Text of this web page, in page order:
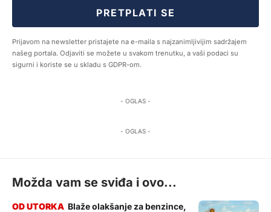
PRETPLATI SE
Prijavom na newsletter pristajete na e-maila s najzanimljivijim sadržajem
našeg portala. Odjaviti se možete u svakom trenutku, a vaši podaci su
sigurni i koriste se u skladu s GDPR-om.
- OGLAS -
- OGLAS -
Možda vam se sviđa i ovo...
Blaže olakšanje za benzince,